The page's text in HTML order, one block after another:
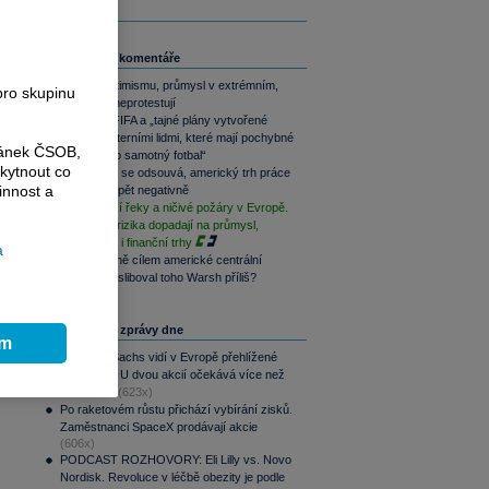
Související komentáře
Akcie v optimismu, průmysl v extrémním,
dluhopisy neprotestují
UEFA vs. FIFA a „tajné plány vytvořené
bezcharakterními lidmi, které mají pochybné
přínosy pro samotný fotbal“
Akce Fedu se odsouvá, americký trh práce
překvapil opět negativně
Vysychající řeky a ničivé požáry v Evropě.
Klimatická rizika dopadají na průmysl,
ekonomiku i finanční trhy
Co je vlastně cílem americké centrální
banky? Nasliboval toho Warsh příliš?
Nejčtenější zprávy dne
Goldman Sachs vidí v Evropě přehlížené
příležitosti. U dvou akcií očekává více než
(623x)
Po raketovém růstu přichází vybírání zisků.
Zaměstnanci SpaceX prodávají akcie
(606x)
PODCAST ROZHOVORY: Eli Lilly vs. Novo
Nordisk. Revoluce v léčbě obezity je podle
skupinu
ČSOB,
co
a